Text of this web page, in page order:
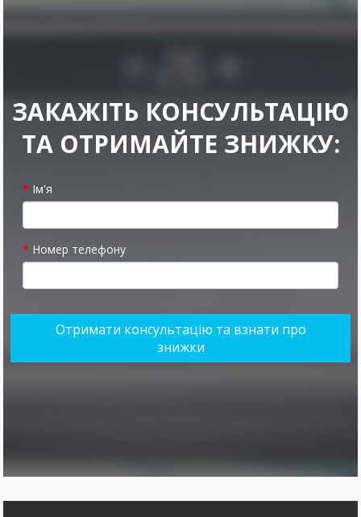
ЗАКАЖІТЬ КОНСУЛЬТАЦІЮ
ТА ОТРИМАЙТЕ ЗНИЖКУ:
Ім'я
Номер телефону